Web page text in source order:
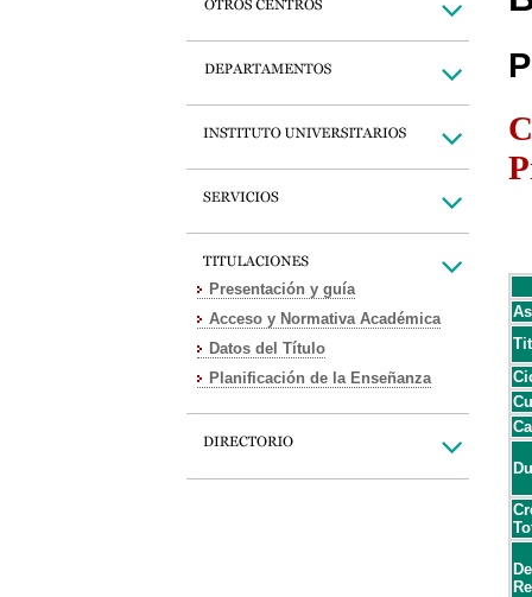
Presentación y guía
Acceso y Normativa Académica
Datos del Título
Planificación de la Enseñanza